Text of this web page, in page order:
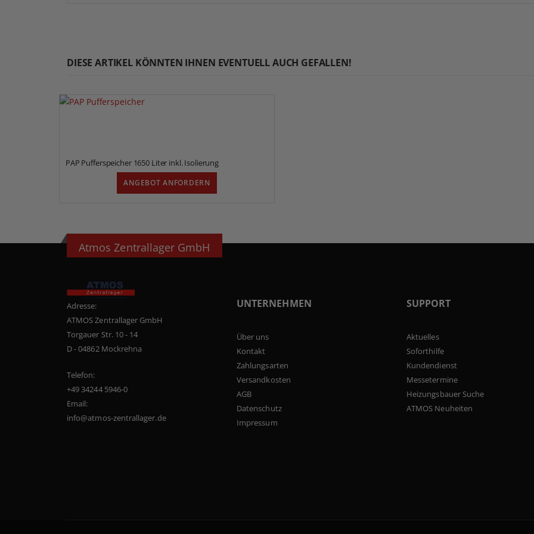
DIESE ARTIKEL KÖNNTEN IHNEN EVENTUELL AUCH GEFALLEN!
PAP Pufferspeicher 1650 Liter inkl. Isolierung
ANGEBOT ANFORDERN
Atmos Zentrallager GmbH
Adresse:
ATMOS Zentrallager GmbH
Torgauer Str. 10 - 14
D - 04862 Mockrehna
Telefon:
+49 34244 5946-0
Email:
info@atmos-zentrallager.de
UNTERNEHMEN
Über uns
Kontakt
Zahlungsarten
Versandkosten
AGB
Datenschutz
Impressum
SUPPORT
Aktuelles
Soforthilfe
Kundendienst
Messetermine
Heizungsbauer Suche
ATMOS Neuheiten